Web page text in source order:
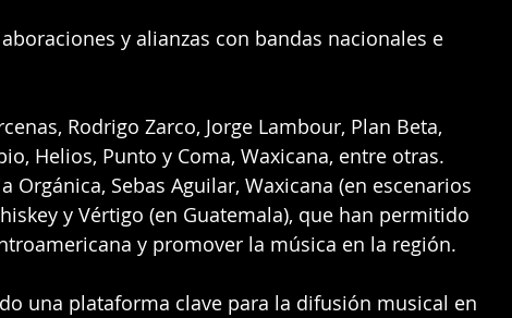
y alianzas con bandas nacionales e
Rodrigo Zarco, Jorge Lambour, Plan Beta,
Helios, Punto y Coma, Waxicana, entre otras.
Orgánica, Sebas Aguilar, Waxicana (en escenarios
y Vértigo (en Guatemala), que han permitido
y promover la música en la región.
una plataforma clave para la difusión musical en